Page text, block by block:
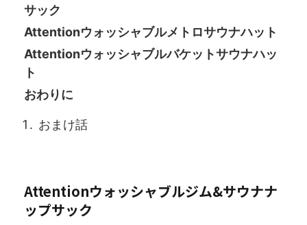
サック
Attentionウォッシャブルメトロサウナハット
Attentionウォッシャブルバケットサウナハッ
ト
おわりに
おまけ話
Attentionウォッシャブルジム&サウナナ
ップサック